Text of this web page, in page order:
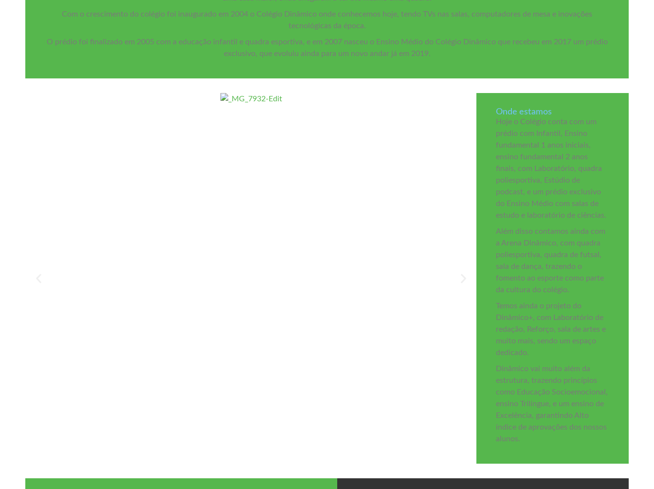
Com o crescimento do colégio foi inaugurado em 2004 o Colégio Dinâmico onde conhecemos hoje, tendo TVs nas salas, computadores de mesa e inovações
tecnológicas da época.
O prédio foi finalizado em 2005 com a educação infantil e quadra esportiva, e em 2007 nasceu o Ensino Médio do Colégio Dinâmico que recebeu em 2017 um prédio
exclusivo, que evoluiu ainda para um novo andar já em 2019.
Onde estamos
Hoje o Colégio conta com um
prédio com Infantil, Ensino
fundamental 1 anos iniciais,
ensino fundamental 2 anos
finais, com Laboratório, quadra
poliesportiva, Estúdio de
podcast, e um prédio exclusivo
do Ensino Médio com salas de
estudo e laboratório de ciências.
Além disso contamos ainda com
a Arena Dinâmico, com quadra
poliesportiva, quadra de futsal,
sala de dança, trazendo o
fomento ao esporte como parte
da cultura do colégio.
Temos ainda o projeto do
Dinâmico+, com Laboratório de
redação, Reforço, sala de artes e
muito mais, sendo um espaço
dedicado.
Dinâmico vai muito além da
estrutura, trazendo princípios
como Educação Socioemocional,
ensino Trilíngue, e um ensino de
Excelência, garantindo Alto
índice de aprovações dos nossos
alunos.